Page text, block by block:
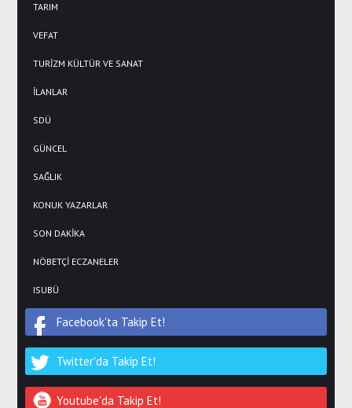
TARIM
VEFAT
TURİZM KÜLTÜR VE SANAT
İLANLAR
SDÜ
GÜNCEL
SAĞLIK
KONUK YAZARLAR
SON DAKİKA
NÖBETÇİ ECZANELER
ISUBÜ
Facebook'ta Takip Et!
Twitter'da Takip Et!
Youtube'da Takip Et!